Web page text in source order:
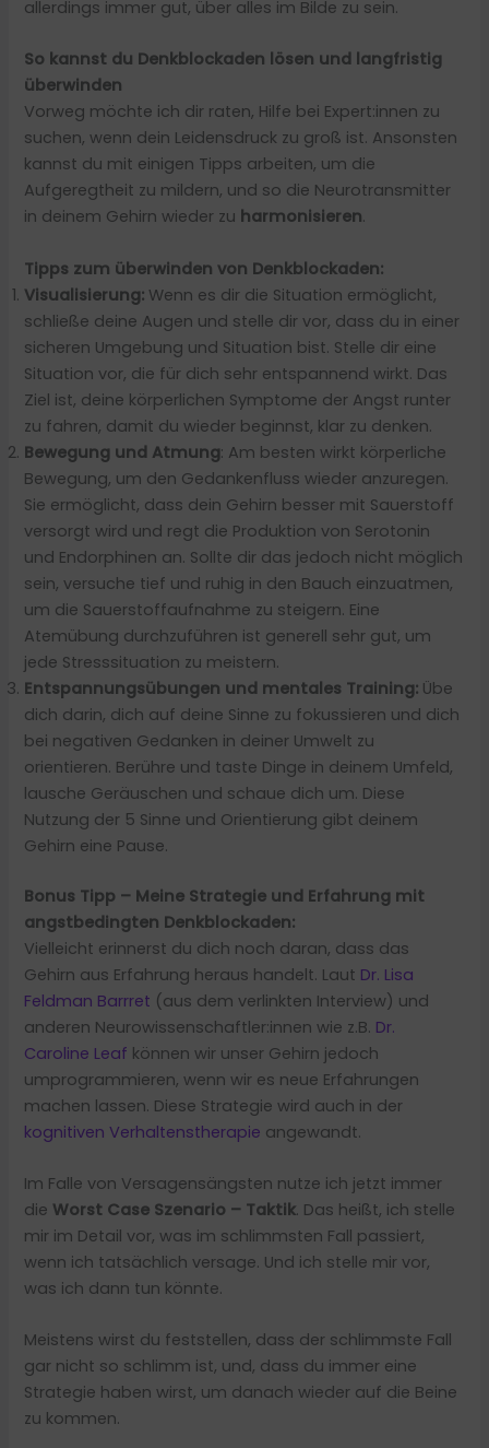
allerdings immer gut, über alles im Bilde zu sein.
So kannst du Denkblockaden lösen und langfristig
überwinden
Vorweg möchte ich dir raten, Hilfe bei Expert:innen zu
suchen, wenn dein Leidensdruck zu groß ist. Ansonsten
kannst du mit einigen Tipps arbeiten, um die
Aufgeregtheit zu mildern, und so die Neurotransmitter
in deinem Gehirn wieder zu harmonisieren.
Tipps zum überwinden von Denkblockaden:
Visualisierung: Wenn es dir die Situation ermöglicht,
schließe deine Augen und stelle dir vor, dass du in einer
sicheren Umgebung und Situation bist. Stelle dir eine
Situation vor, die für dich sehr entspannend wirkt. Das
Ziel ist, deine körperlichen Symptome der Angst runter
zu fahren, damit du wieder beginnst, klar zu denken.
Bewegung und Atmung: Am besten wirkt körperliche
Bewegung, um den Gedankenfluss wieder anzuregen.
Sie ermöglicht, dass dein Gehirn besser mit Sauerstoff
versorgt wird und regt die Produktion von Serotonin
und Endorphinen an. Sollte dir das jedoch nicht möglich
sein, versuche tief und ruhig in den Bauch einzuatmen,
um die Sauerstoffaufnahme zu steigern. Eine
Atemübung durchzuführen ist generell sehr gut, um
jede Stresssituation zu meistern.
Entspannungsübungen und mentales Training: Übe
dich darin, dich auf deine Sinne zu fokussieren und dich
bei negativen Gedanken in deiner Umwelt zu
orientieren. Berühre und taste Dinge in deinem Umfeld,
lausche Geräuschen und schaue dich um. Diese
Nutzung der 5 Sinne und Orientierung gibt deinem
Gehirn eine Pause.
Bonus Tipp – Meine Strategie und Erfahrung mit
angstbedingten Denkblockaden:
Vielleicht erinnerst du dich noch daran, dass das
Gehirn aus Erfahrung heraus handelt. Laut Dr. Lisa
Feldman Barrret (aus dem verlinkten Interview) und
anderen Neurowissenschaftler:innen wie z.B. Dr.
Caroline Leaf können wir unser Gehirn jedoch
umprogrammieren, wenn wir es neue Erfahrungen
machen lassen. Diese Strategie wird auch in der
kognitiven Verhaltenstherapie angewandt.
Im Falle von Versagensängsten nutze ich jetzt immer
die Worst Case Szenario – Taktik. Das heißt, ich stelle
mir im Detail vor, was im schlimmsten Fall passiert,
wenn ich tatsächlich versage. Und ich stelle mir vor,
was ich dann tun könnte.
Meistens wirst du feststellen, dass der schlimmste Fall
gar nicht so schlimm ist, und, dass du immer eine
Strategie haben wirst, um danach wieder auf die Beine
zu kommen.